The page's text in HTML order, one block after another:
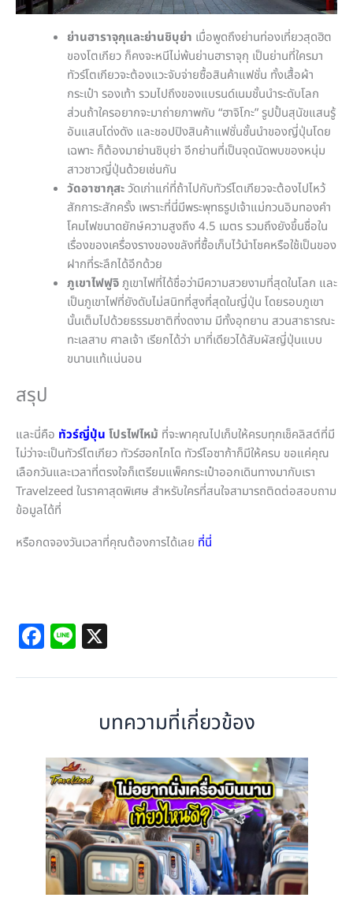
ย่านฮาราจุกุและย่านชิบุย่า เมื่อพูดถึงย่านท่องเที่ยวสุดฮิต
ของโตเกียว ก็คงจะหนีไม่พ้นย่านฮาราจุกุ เป็นย่านที่ใครมา
ทัวร์โตเกียวจะต้องแวะจับจ่ายซื้อสินค้าแฟชั่น ทั้งเสื้อผ้า
กระเป๋า รองเท้า รวมไปถึงของแบรนด์เนมชั้นนำระดับโลก
ส่วนถ้าใครอยากจะมาถ่ายภาพกับ “ฮาจิโกะ” รูปปั้นสุนัขแสนรู้
อันแสนโด่งดัง และชอปปิงสินค้าแฟชั่นชั้นนำของญี่ปุ่นโดย
เฉพาะ ก็ต้องมาย่านชิบุย่า อีกย่านที่เป็นจุดนัดพบของหนุ่ม
สาวชาวญี่ปุ่นด้วยเช่นกัน
วัดอาซากุสะวัดเก่าแก่ที่ถ้าไปกับทัวร์โตเกียวจะต้องไปไหว้
สักการะสักครั้ง เพราะที่นี่มีพระพุทธรูปเจ้าแม่กวนอิมทองคำ
โคมไฟขนาดยักษ์ความสูงถึง 4.5 เมตร รวมถึงยังขึ้นชื่อใน
เรื่องของเครื่องรางของขลังที่ซื้อเก็บไว้นำโชคหรือใช้เป็นของ
ฝากที่ระลึกได้อีกด้วย
ภูเขาไฟฟูจิภูเขาไฟที่ได้ชื่อว่ามีความสวยงามที่สุดในโลก และ
เป็นภูเขาไฟที่ยังดับไม่สนิทที่สูงที่สุดในญี่ปุ่น โดยรอบภูเขา
นั้นเต็มไปด้วยธรรมชาติที่งดงาม มีทั้งอุทยาน สวนสาธารณะ
ทะเลสาบ ศาลเจ้า เรียกได้ว่า มาที่เดียวได้สัมผัสญี่ปุ่นแบบ
ขนานแท้แน่นอน
สรุป
และนี่คือ ทัวร์ญี่ปุ่น โปรไฟไหม้ ที่จะพาคุณไปเก็บให้ครบทุกเช็คลิสต์ที่มี
ไม่ว่าจะเป็นทัวร์โตเกียว ทัวร์ฮอกไกโด ทัวร์โอซาก้าก็มีให้ครบ ขอแค่คุณ
เลือกวันและเวลาที่ตรงใจก็เตรียมแพ็คกระเป๋าออกเดินทางมากับเรา
Travelzeed ในราคาสุดพิเศษ สำหรับใครที่สนใจสามารถติดต่อสอบถาม
ข้อมูลได้ที่
หรือกดจองวันเวลาที่คุณต้องการได้เลย ที่นี่
F
a
c
o
o
k
Li
n
e
บทความที่เกี่ยวข้อง